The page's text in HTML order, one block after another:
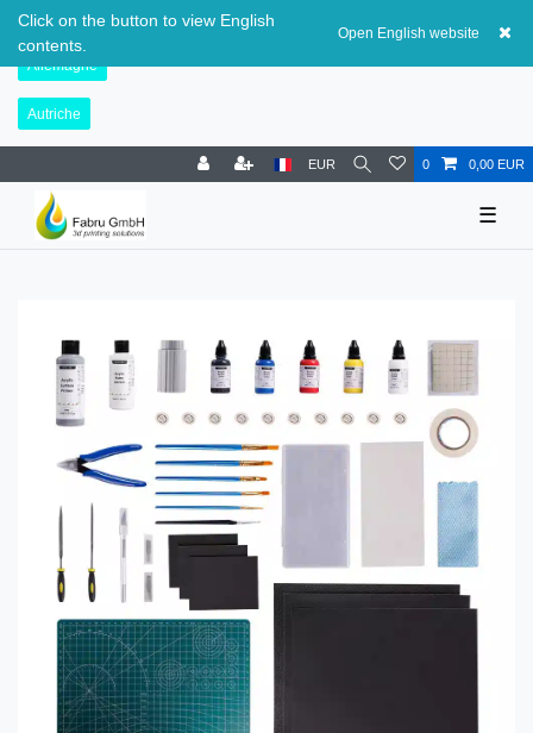
Click on the button to view English
contents.
Open English website
Suisse
Allemagne
Autriche
EUR 0 0,00 EUR
☰